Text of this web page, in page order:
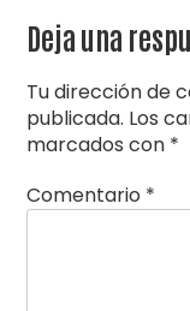
Deja una
Tu dirección de
publicada. Los
marcados con *
Comentario *